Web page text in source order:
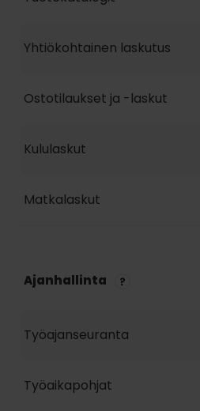
Yhtiökohtainen laskutus
Ostotilaukset ja -laskut
Kululaskut
Matkalaskut
Ajanhallinta
Työajanseuranta
Työaikapohjat